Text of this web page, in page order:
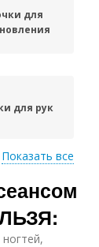
для
для рук
для
ногтей
Показать все